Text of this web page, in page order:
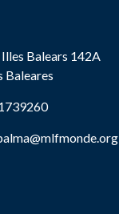
Balears 142A
Baleares